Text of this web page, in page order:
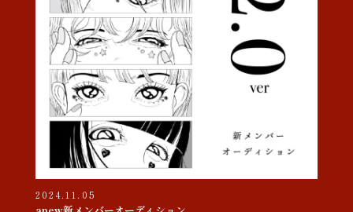
2024.11.05